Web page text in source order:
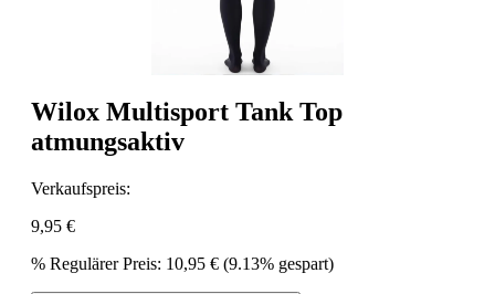
Wilox Multisport Tank Top
atmungsaktiv
Verkaufspreis:
9,95 €
% Regulärer Preis: 10,95 € (9.13% gespart)